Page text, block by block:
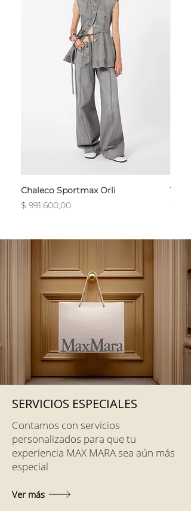
Chaleco Sportmax Orli
Precio
$ 991.600,00
T-
SERVICIOS ESPECIALES
Contamos con servicios
personalizados para que tu
experiencia MAX MARA sea aún más
especial
Ver más